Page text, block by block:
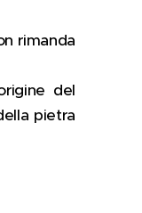
rimanda
del
pietra